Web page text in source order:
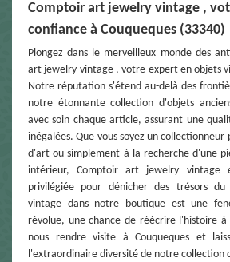
Comptoir art jewelry vintage ,
confiance à Couqueques (33340)
Plongez dans le merveilleux monde des
art jewelry vintage , votre expert en objets
Notre réputation s'étend au-delà des
notre étonnante collection d'objets
avec soin chaque article, assurant une
inégalées. Que vous soyez un
d'art ou simplement à la recherche d'une
intérieur, Comptoir art jewelry vintage
privilégiée pour dénicher des trésors du
vintage dans notre boutique est une
révolue, une chance de réécrire l'histoire
nous rendre visite à Couqueques et
l'extraordinaire diversité de notre collection